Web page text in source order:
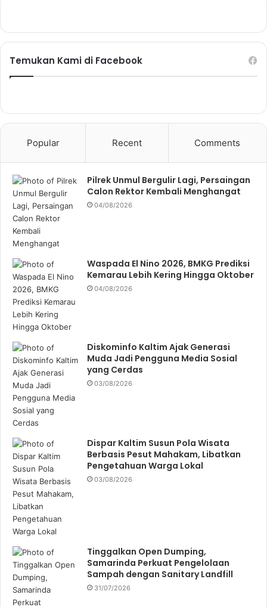
Temukan Kami di Facebook
Popular Recent Comments
Pilrek Unmul Bergulir Lagi, Persaingan
Calon Rektor Kembali Menghangat
04/08/2026
Waspada El Nino 2026, BMKG Prediksi
Kemarau Lebih Kering Hingga Oktober
04/08/2026
Diskominfo Kaltim Ajak Generasi
Muda Jadi Pengguna Media Sosial
yang Cerdas
03/08/2026
Dispar Kaltim Susun Pola Wisata
Berbasis Pesut Mahakam, Libatkan
Pengetahuan Warga Lokal
03/08/2026
Tinggalkan Open Dumping,
Samarinda Perkuat Pengelolaan
Sampah dengan Sanitary Landfill
31/07/2026